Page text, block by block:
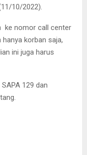
10/2022).
ke nomor call center
korban saja,
ini juga harus
129 dan